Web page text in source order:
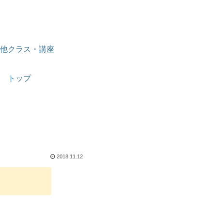
クラス・講座
トップ
2018.11.12